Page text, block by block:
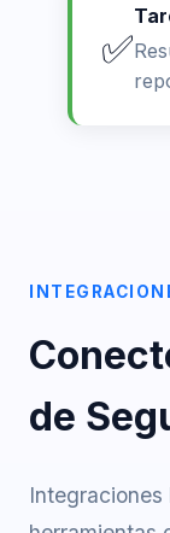
✅
de
Integraciones